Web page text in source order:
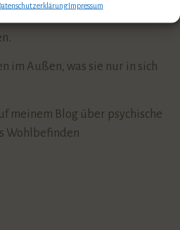
Impressum
im Außen, was sie nur in sich
meinem Blog über psychische
Wohlbefinden